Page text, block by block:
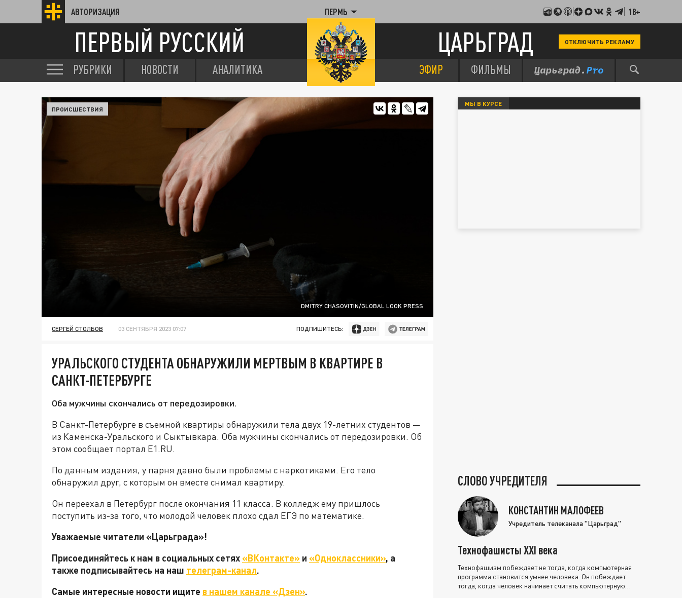
АВТОРИЗАЦИЯ ПЕРМЬ 18+
ПЕРВЫЙ РУССКИЙ ЦАРЬГРАД ОТКЛЮЧИТЬ РЕКЛАМУ
РУБРИКИ НОВОСТИ АНАЛИТИКА ЭФИР ФИЛЬМЫ
DMITRY CHASOVITIN/GLOBAL LOOK PRESS
ПРОИСШЕСТВИЯ
СЕРГЕЙ СТОЛБОВ 03 СЕНТЯБРЯ 2023 07:07 ПОДПИШИТЕСЬ:
УРАЛЬСКОГО СТУДЕНТА ОБНАРУЖИЛИ МЕРТВЫМ В КВАРТИРЕ В
САНКТ-ПЕТЕРБУРГЕ
Оба мужчины скончались от передозировки.
В Санкт-Петербурге в съемной квартиры обнаружили тела двух 19-летних студентов —
из Каменска-Уральского и Сыктывкара. Оба мужчины скончались от передозировки. Об
этом сообщает портал E1.RU.
По данным издания, у парня давно были проблемы с наркотиками. Его тело
обнаружил друг, с которым он вместе снимал квартиру.
Он переехал в Петербург после окончания 11 класса. В колледж ему пришлось
поступить из-за того, что молодой человек плохо сдал ЕГЭ по математике.
Уважаемые читатели «Царьграда»!
Присоединяйтесь к нам в социальных сетях«ВКонтакте» и «Одноклассники», а
также подписывайтесь на наш телеграм-канал.
Самые интересные новости ищите в нашем канале «Дзен».
МЫ В КУРСЕ
СЛОВО УЧРЕДИТЕЛЯ
КОНСТАНТИН МАЛОФЕЕВ
Учредитель телеканала "Царьград"
Технофашисты XXI века
Технофашизм побеждает не тогда, когда компьютерная
программа становится умнее человека. Он побеждает
тогда, когда человек начинает считать компьютерную